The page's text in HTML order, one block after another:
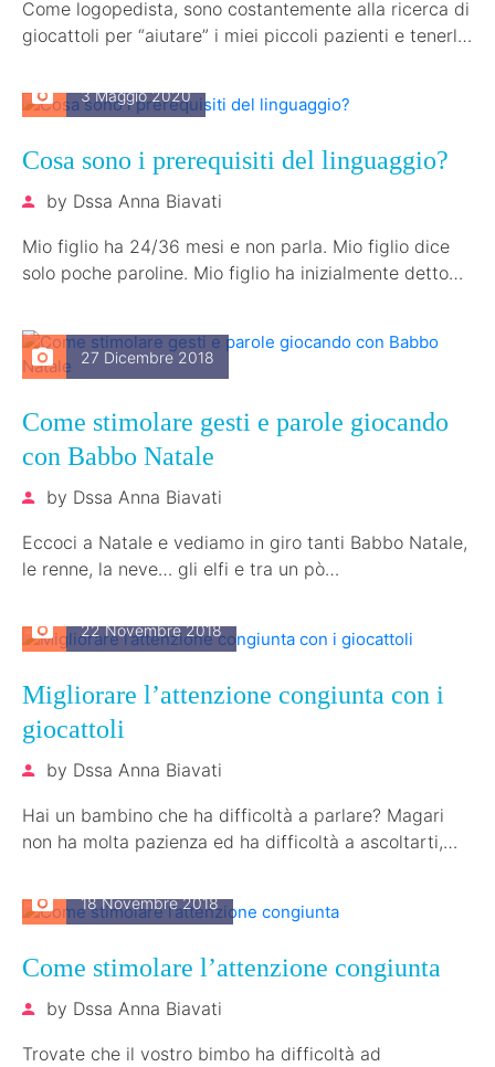
Come logopedista, sono costantemente alla ricerca di
giocattoli per “aiutare” i miei piccoli pazienti e tenerli
3 Maggio 2020
Cosa sono i prerequisiti del linguaggio?
by Dssa Anna Biavati
Mio figlio ha 24/36 mesi e non parla. Mio figlio dice
solo poche paroline. Mio figlio ha inizialmente detto
27 Dicembre 2018
Come stimolare gesti e parole giocando
con Babbo Natale
by Dssa Anna Biavati
Eccoci a Natale e vediamo in giro tanti Babbo Natale,
le renne, la neve… gli elfi e tra un pò…
22 Novembre 2018
Migliorare l’attenzione congiunta con i
giocattoli
by Dssa Anna Biavati
Hai un bambino che ha difficoltà a parlare? Magari
non ha molta pazienza ed ha difficoltà a ascoltarti,
18 Novembre 2018
Come stimolare l’attenzione congiunta
by Dssa Anna Biavati
Trovate che il vostro bimbo ha difficoltà ad